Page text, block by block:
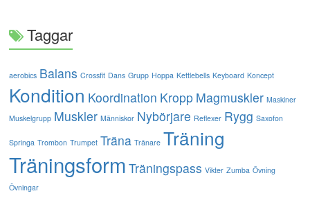
Taggar
aerobics Balans Crossfit Dans Grupp Hoppa Kettlebells Keyboard Koncept
Kondition Koordination Kropp Magmuskler Maskiner
Muskelgrupp Muskler Människor Nybörjare Reflexer Rygg Saxofon
Springa Trombon Trumpet Träna Tränare Träning
Träningsform Träningspass Vikter Zumba Övning
Övningar